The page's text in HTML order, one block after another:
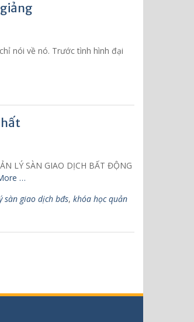
nói về nó. Trước tình hình đại
LÝ SÀN GIAO DỊCH BẤT ĐỘNG
…
sàn giao dịch bđs, khóa học quản